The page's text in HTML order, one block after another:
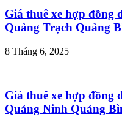
Giá thuê xe hợp đồng
Quảng Trạch Quảng
8 Tháng 6, 2025
Giá thuê xe hợp đồng
Quảng Ninh Quảng